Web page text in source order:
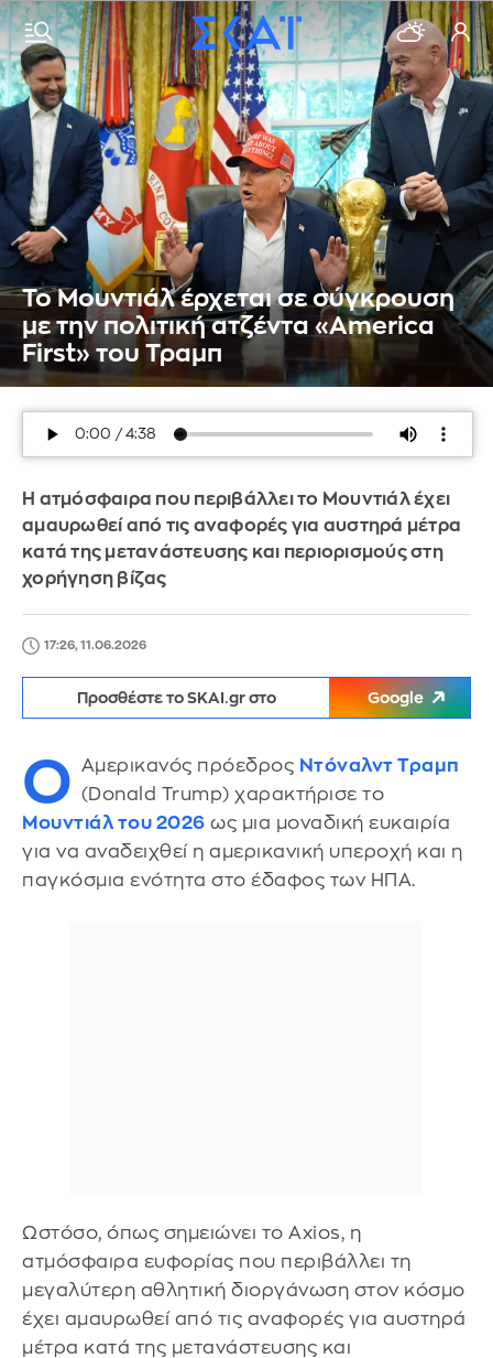
Το Μουντιάλ έρχεται σε σύγκρουση
με την πολιτική ατζέντα «America
First» του Τραμπ
Η ατμόσφαιρα που περιβάλλει το Μουντιάλ έχει
αμαυρωθεί από τις αναφορές για αυστηρά μέτρα
κατά της μετανάστευσης και περιορισμούς στη
χορήγηση βίζας
17:26, 11.06.2026
Προσθέστε το SKAI.gr στο Google
Ο Αμερικανός πρόεδρος Ντόναλντ Τραμπ
(Donald Trump) χαρακτήρισε το
Μουντιάλ του 2026 ως μια μοναδική ευκαιρία
για να αναδειχθεί η αμερικανική υπεροχή και η
παγκόσμια ενότητα στο έδαφος των ΗΠΑ.
Ωστόσο, όπως σημειώνει το Axios, η
ατμόσφαιρα ευφορίας που περιβάλλει τη
μεγαλύτερη αθλητική διοργάνωση στον κόσμο
έχει αμαυρωθεί από τις αναφορές για αυστηρά
μέτρα κατά της μετανάστευσης και